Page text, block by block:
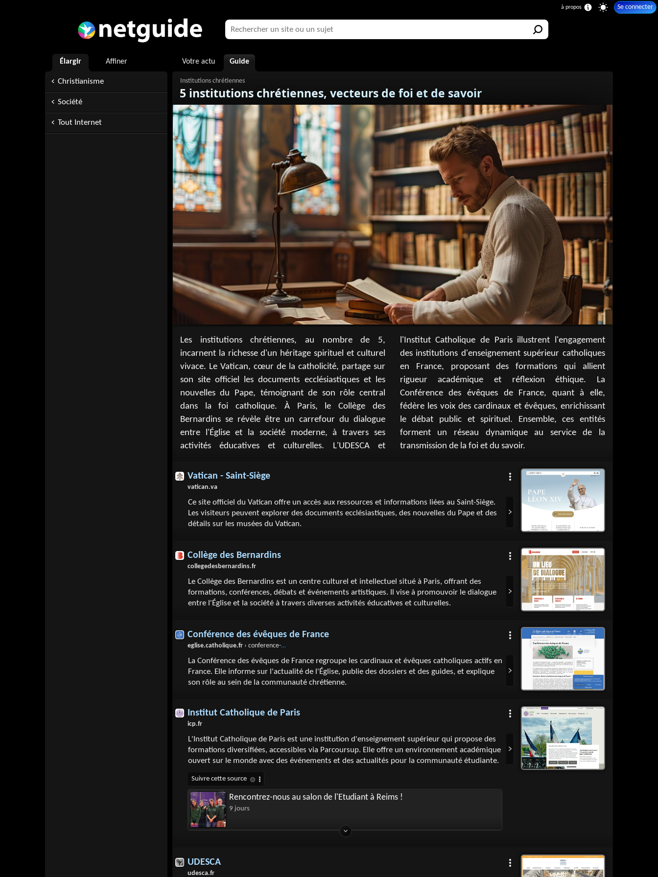
Se connecter
Élargir Affiner
Christianisme
Société
Tout Internet
Votre actu Guide
5 institutions chrétiennes, vecteurs de foi et de savoir
Les institutions chrétiennes, au nombre de 5,
incarnent la richesse d'un héritage spirituel et culturel
vivace. Le Vatican, cœur de la catholicité, partage sur
son site officiel les documents ecclésiastiques et les
nouvelles du Pape, témoignant de son rôle central
dans la foi catholique. À Paris, le Collège des
Bernardins se révèle être un carrefour du dialogue
entre l'Église et la société moderne, à travers ses
activités éducatives et culturelles. L'UDESCA et
l'Institut Catholique de Paris illustrent l'engagement
des institutions d'enseignement supérieur catholiques
en France, proposant des formations qui allient
rigueur académique et réflexion éthique. La
Conférence des évêques de France, quant à elle,
fédère les voix des cardinaux et évêques, enrichissant
le débat public et spirituel. Ensemble, ces entités
forment un réseau dynamique au service de la
transmission de la foi et du savoir.
Vatican - Saint-Siège
vatican.va
Ce site officiel du Vatican offre un accès aux ressources et informations liées au Saint-Siège.
Les visiteurs peuvent explorer des documents ecclésiastiques, des nouvelles du Pape et des
détails sur les musées du Vatican.
Collège des Bernardins
collegedesbernardins.fr
Le Collège des Bernardins est un centre culturel et intellectuel situé à Paris, offrant des
formations, conférences, débats et événements artistiques. Il vise à promouvoir le dialogue
entre l'Église et la société à travers diverses activités éducatives et culturelles.
Conférence des évêques de France
eglise.catholique.fr › conference-des-eveques-de-france
La Conférence des évêques de France regroupe les cardinaux et évêques catholiques actifs en
France. Elle informe sur l'actualité de l'Église, publie des dossiers et des guides, et explique
son rôle au sein de la communauté chrétienne.
Institut Catholique de Paris
icp.fr
L'Institut Catholique de Paris est une institution d'enseignement supérieur qui propose des
formations diversifiées, accessibles via Parcoursup. Elle offre un environnement académique
ouvert sur le monde avec des événements et des actualités pour la communauté étudiante.
Rencontrez-nous au salon de l'Etudiant à Reims !
9 jours
UDESCA
udesca.fr